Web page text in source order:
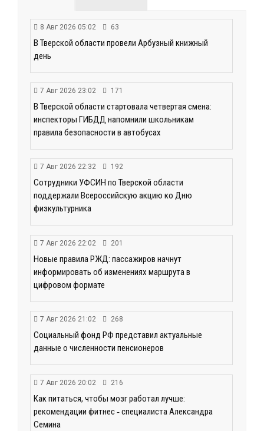
8 Авг 2026 05:02 63
В Тверской области провели Арбузный книжный
день
7 Авг 2026 23:02 171
В Тверской области стартовала четвертая смена:
инспекторы ГИБДД напомнили школьникам
правила безопасности в автобусах
7 Авг 2026 22:32 192
Сотрудники УФСИН по Тверской области
поддержали Всероссийскую акцию ко Дню
физкультурника
7 Авг 2026 22:02 201
Новые правила РЖД: пассажиров начнут
информировать об изменениях маршрута в
цифровом формате
7 Авг 2026 21:02 268
Социальный фонд РФ представил актуальные
данные о численности пенсионеров
7 Авг 2026 20:02 216
Как питаться, чтобы мозг работал лучше:
рекомендации фитнес ‑ специалиста Александра
Семина